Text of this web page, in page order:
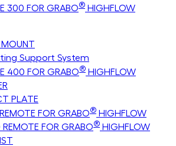
300 FOR GRABO® HIGHFLOW
MOUNT
Support System
400 FOR GRABO® HIGHFLOW
PLATE
FOR GRABO® HIGHFLOW
FOR GRABO® HIGHFLOW